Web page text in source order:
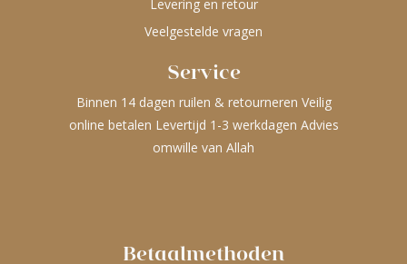
Levering en retour
Veelgestelde vragen
Service
Binnen 14 dagen ruilen & retourneren Veilig
online betalen Levertijd 1-3 werkdagen Advies
omwille van Allah
Betaalmethoden